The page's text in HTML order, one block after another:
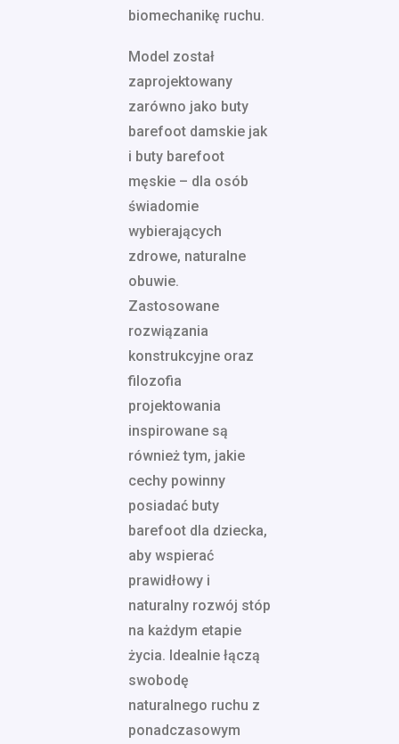
biomechanikę ruchu.
Model został
zaprojektowany
zarówno jako buty
barefoot damskie jak
i buty barefoot
męskie – dla osób
świadomie
wybierających
zdrowe, naturalne
obuwie.
Zastosowane
rozwiązania
konstrukcyjne oraz
filozofia
projektowania
inspirowane są
również tym, jakie
cechy powinny
posiadać buty
barefoot dla dziecka,
aby wspierać
prawidłowy i
naturalny rozwój stóp
na każdym etapie
życia. Idealnie łączą
swobodę
naturalnego ruchu z
ponadczasowym